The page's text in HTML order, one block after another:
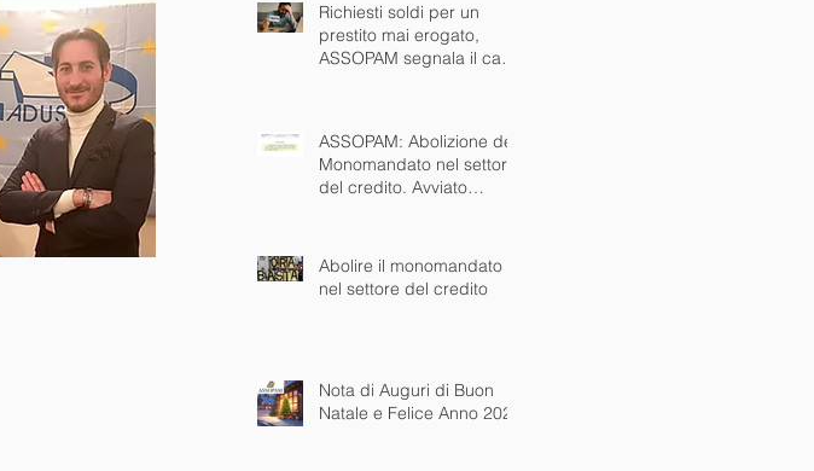
Richiesti soldi per un
prestito mai erogato,
ASSOPAM segnala il caso
ASSOPAM: Abolizione del
Monomandato nel settore
del credito. Avviato
europee
Abolire il monomandato
nel settore del credito
Nota di Auguri di Buon
Natale e Felice Anno 2025